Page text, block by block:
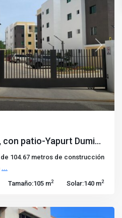
Next
patio-Yapurt Dumi...
104.67 metros de construcción
...
Tamaño:105 m2 Solar:140 m2